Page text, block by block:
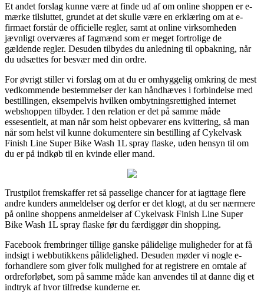
Et andet forslag kunne være at finde ud af om online shoppen er e-
mærke tilsluttet, grundet at det skulle være en erklæring om at e-
firmaet forstår de officielle regler, samt at online virksomheden
jævnligt overværes af fagmænd som er meget fortrolige de
gældende regler. Desuden tilbydes du anledning til opbakning, når
du udsættes for besvær med din ordre.
For øvrigt stiller vi forslag om at du er omhyggelig omkring de mest
vedkommende bestemmelser der kan håndhæves i forbindelse med
bestillingen, eksempelvis hvilken ombytningsrettighed internet
webshoppen tilbyder. I den relation er det på samme måde
essesentielt, at man når som helst opbevarer ens kvittering, så man
når som helst vil kunne dokumentere sin bestilling af Cykelvask
Finish Line Super Bike Wash 1L spray flaske, uden hensyn til om
du er på indkøb til en kvinde eller mand.
Trustpilot fremskaffer ret så passelige chancer for at iagttage flere
andre kunders anmeldelser og derfor er det klogt, at du ser nærmere
på online shoppens anmeldelser af Cykelvask Finish Line Super
Bike Wash 1L spray flaske før du færdiggør din shopping.
Facebook frembringer tillige ganske pålidelige muligheder for at få
indsigt i webbutikkens pålidelighed. Desuden møder vi nogle e-
forhandlere som giver folk mulighed for at registrere en omtale af
ordreforløbet, som på samme måde kan anvendes til at danne dig et
indtryk af hvor tilfredse kunderne er.